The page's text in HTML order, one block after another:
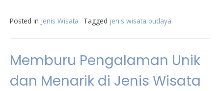
Posted in Jenis Wisata Tagged jenis wisata budaya
Memburu Pengalaman Unik
dan Menarik di Jenis Wisata